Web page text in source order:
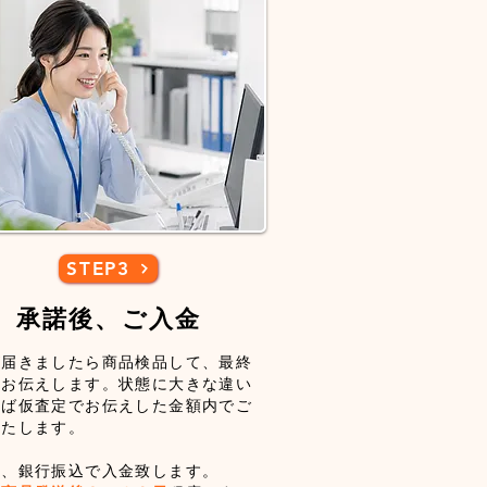
STEP3
​承諾後、ご入金
きましたら商品検品して、最終
伝えします。状態に大きな違い
仮査定でお伝えした金額内でご
します。
銀行振込で入金致します。